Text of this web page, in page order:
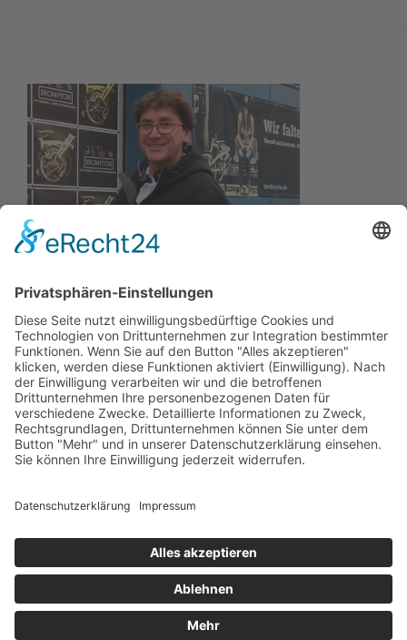
Wir wollen Ihr persönlicher Online Marine Spezialist sein,
der sich auf die Fahne geschrieben hat, der zuverlässigste
und preiswerteste Anbieter zu sein.
Wir sind ständig im Wachstum und wissen Ihr Vertrauen zu
schätzen.
Kay-Lucas Kaniewski
YouTubeFacebook